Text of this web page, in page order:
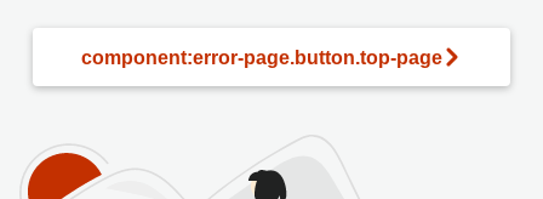
component:error-page.button.top-page